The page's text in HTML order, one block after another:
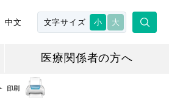
中文 文字サイズ 小 大
医療関係者の方へ